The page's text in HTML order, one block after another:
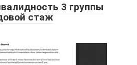
3 группы
стаж